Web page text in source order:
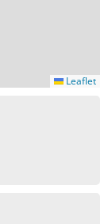
Leaflet